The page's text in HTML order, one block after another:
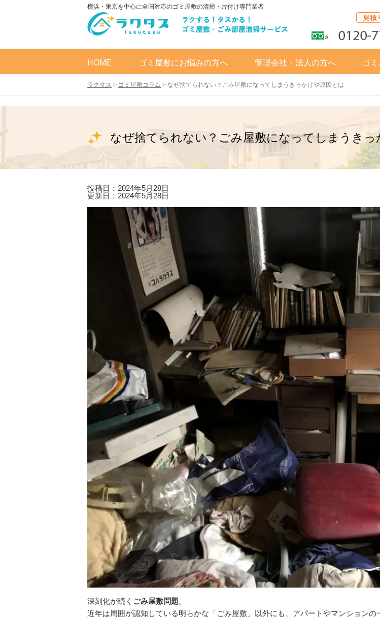
横浜・東京を中心に全国対応のゴミ屋敷の清掃・片付け専門業者
HOME ゴミ屋敷にお悩みの方へ 管理会社・法人の方へ ゴ
ラクタス > ゴミ屋敷コラム > なぜ捨てられない？ごみ屋敷になってしまうきっかけや原因とは
なぜ捨てられない？ごみ屋敷になってしまうきっ
投稿日：2024年5月28日
更新日：2024年5月28日
深刻化が続く ごみ屋敷問題。
近年は周囲が認知している明らかな「ごみ屋敷」以外にも、アパートやマンション